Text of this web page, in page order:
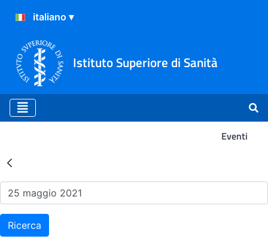
Istituto Superiore di Sanità
Eventi
Risultati della Ricerca -
Ricerca